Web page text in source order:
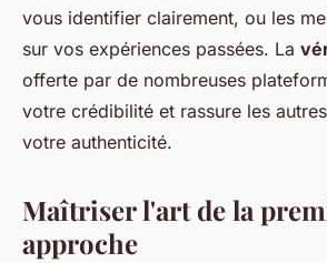
vous identifier clairement, ou les
sur vos expériences passées. La
offerte par de nombreuses
votre crédibilité et rassure les
votre authenticité.
Maîtriser l'art de la
approche